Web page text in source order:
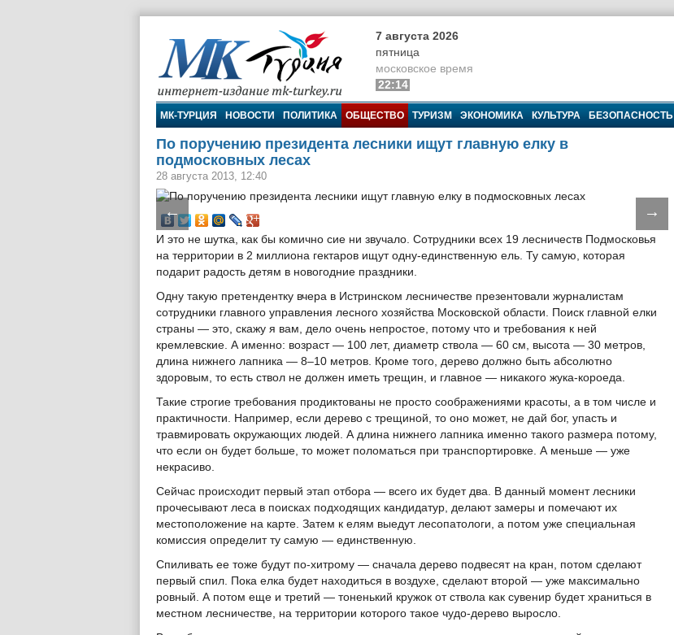
МК-Турция
7 августа 2026
пятница
московское время
22:14
МК-ТУРЦИЯ НОВОСТИ ПОЛИТИКА ОБЩЕСТВО ТУРИЗМ ЭКОНОМИКА КУЛЬТУРА БЕЗОПАСНОСТЬ
По поручению президента лесники ищут главную елку в
подмосковных лесах
28 августа 2013, 12:40
← →
И это не шутка, как бы комично сие ни звучало. Сотрудники всех 19 лесничеств Подмосковья
на территории в 2 миллиона гектаров ищут одну-единственную ель. Ту самую, которая
подарит радость детям в новогодние праздники.
Одну такую претендентку вчера в Истринском лесничестве презентовали журналистам
сотрудники главного управления лесного хозяйства Московской области. Поиск главной елки
страны — это, скажу я вам, дело очень непростое, потому что и требования к ней
кремлевские. А именно: возраст — 100 лет, диаметр ствола — 60 см, высота — 30 метров,
длина нижнего лапника — 8–10 метров. Кроме того, дерево должно быть абсолютно
здоровым, то есть ствол не должен иметь трещин, и главное — никакого жука-короеда.
Такие строгие требования продиктованы не просто соображениями красоты, а в том числе и
практичности. Например, если дерево с трещиной, то оно может, не дай бог, упасть и
травмировать окружающих людей. А длина нижнего лапника именно такого размера потому,
что если он будет больше, то может поломаться при транспортировке. А меньше — уже
некрасиво.
Сейчас происходит первый этап отбора — всего их будет два. В данный момент лесники
прочесывают леса в поисках подходящих кандидатур, делают замеры и помечают их
местоположение на карте. Затем к елям выедут лесопатологи, а потом уже специальная
комиссия определит ту самую — единственную.
Спиливать ее тоже будут по-хитрому — сначала дерево подвесят на кран, потом сделают
первый спил. Пока елка будет находиться в воздухе, сделают второй — уже максимально
ровный. А потом еще и третий — тоненький кружок от ствола как сувенир будет храниться в
местном лесничестве, на территории которого такое чудо-дерево выросло.